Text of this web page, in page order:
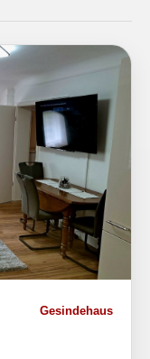
Gesindehaus